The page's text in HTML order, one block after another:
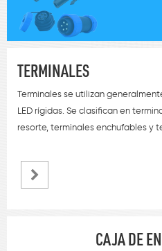
TERMINALES
Terminales se utilizan
LED rígidas. Se clasifican en
resorte, terminales enchufables y
CAJA DE